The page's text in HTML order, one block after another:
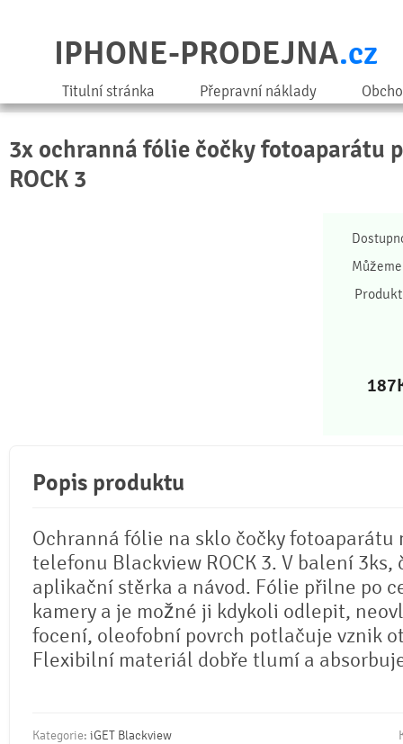
IPHONE-PRODEJNA.cz
Titulní stránka Přepravní náklady
3x ochranná fólie čočky fotoaparátu
ROCK 3
187
Popis produktu
Ochranná fólie na sklo čočky fotoaparátu
telefonu Blackview ROCK 3. V balení 3ks,
aplikační stěrka a návod. Fólie přilne po
kamery a je možné ji kdykoli odlepit,
focení, oleofobní povrch potlačuje vznik
Flexibilní materiál dobře tlumí a
Kategorie: iGET Blackview